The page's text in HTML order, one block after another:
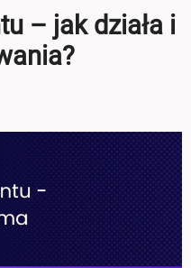
– jak działa i